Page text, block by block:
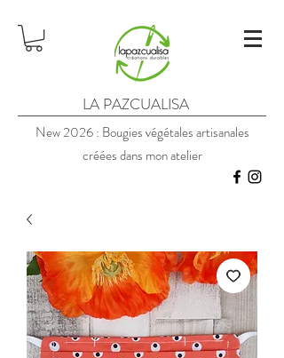
LA PAZCUALISA
New 2026 : Bougies végétales artisanales
créées dans mon atelier